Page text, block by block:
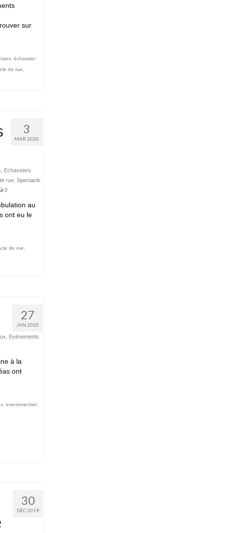
sur
, échassier
de rue
3
MAR 2020
Echassiers
rue, Spectacle
0
au
ont eu le
de rue
27
JAN 2020
Evènements
à la
ont
, evenementiel,
30
DÉC 2019